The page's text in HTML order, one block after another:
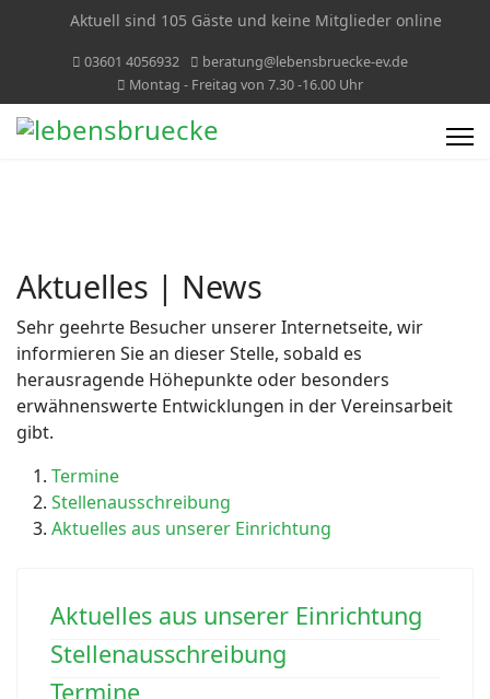
Aktuell sind 105 Gäste und keine Mitglieder online
03601 4056932
beratung@lebensbruecke-ev.de
Montag - Freitag von 7.30 -16.00 Uhr
Aktuelles | News
Sehr geehrte Besucher unserer Internetseite, wir
informieren Sie an dieser Stelle, sobald es
herausragende Höhepunkte oder besonders
erwähnenswerte Entwicklungen in der Vereinsarbeit
gibt.
Termine
Stellenausschreibung
Aktuelles aus unserer Einrichtung
Aktuelles aus unserer Einrichtung
Stellenausschreibung
Termine